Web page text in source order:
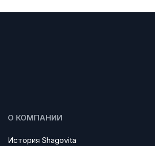
О КОМПАНИИ
История Shagovita